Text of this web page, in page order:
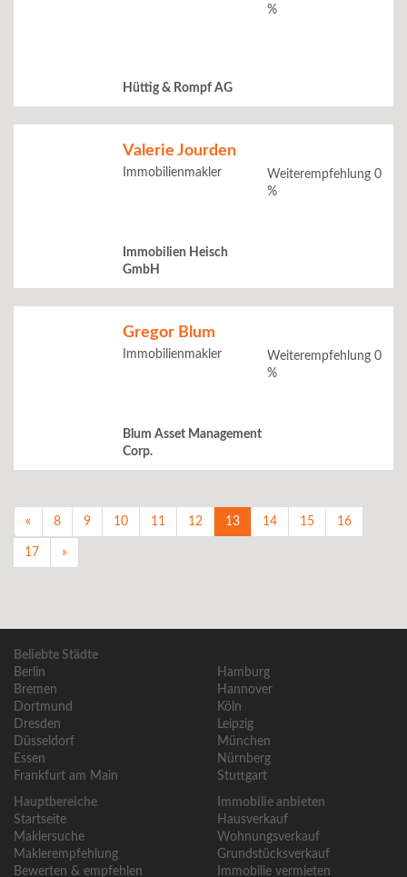
Hüttig & Rompf AG
%
Valerie Jourden
Immobilienmakler
Immobilien Heisch
GmbH
Weiterempfehlung 0
%
Gregor Blum
Immobilienmakler
Blum Asset Management
Corp.
Weiterempfehlung 0
%
« 8 9 10 11 12 13 14 15 16
17 »
Beliebte Städte
Berlin
Bremen
Dortmund
Dresden
Düsseldorf
Essen
Frankfurt am Main
Hamburg
Hannover
Köln
Leipzig
München
Nürnberg
Stuttgart
Hauptbereiche
Startseite
Maklersuche
Maklerempfehlung
Bewerten & empfehlen
Immobilie anbieten
Hausverkauf
Wohnungsverkauf
Grundstücksverkauf
Immobilie vermieten